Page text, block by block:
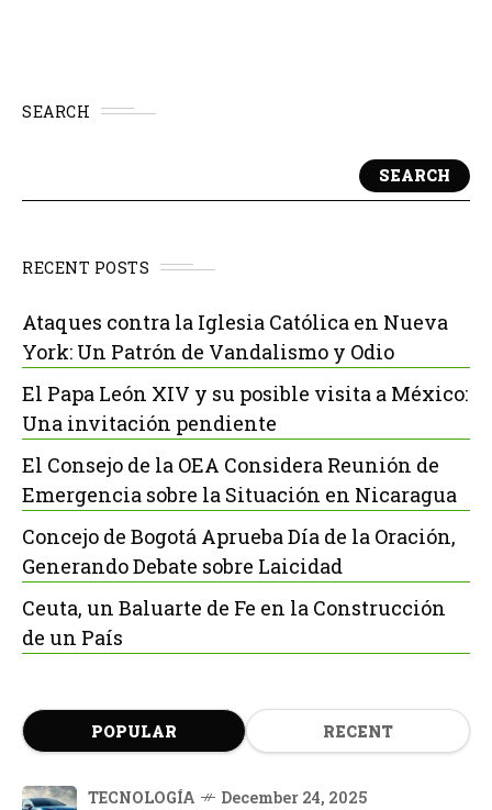
SEARCH
SEARCH
RECENT POSTS
Ataques contra la Iglesia Católica en Nueva
York: Un Patrón de Vandalismo y Odio
El Papa León XIV y su posible visita a México:
Una invitación pendiente
El Consejo de la OEA Considera Reunión de
Emergencia sobre la Situación en Nicaragua
Concejo de Bogotá Aprueba Día de la Oración,
Generando Debate sobre Laicidad
Ceuta, un Baluarte de Fe en la Construcción
de un País
POPULAR RECENT
TECNOLOGÍA December 24, 2025